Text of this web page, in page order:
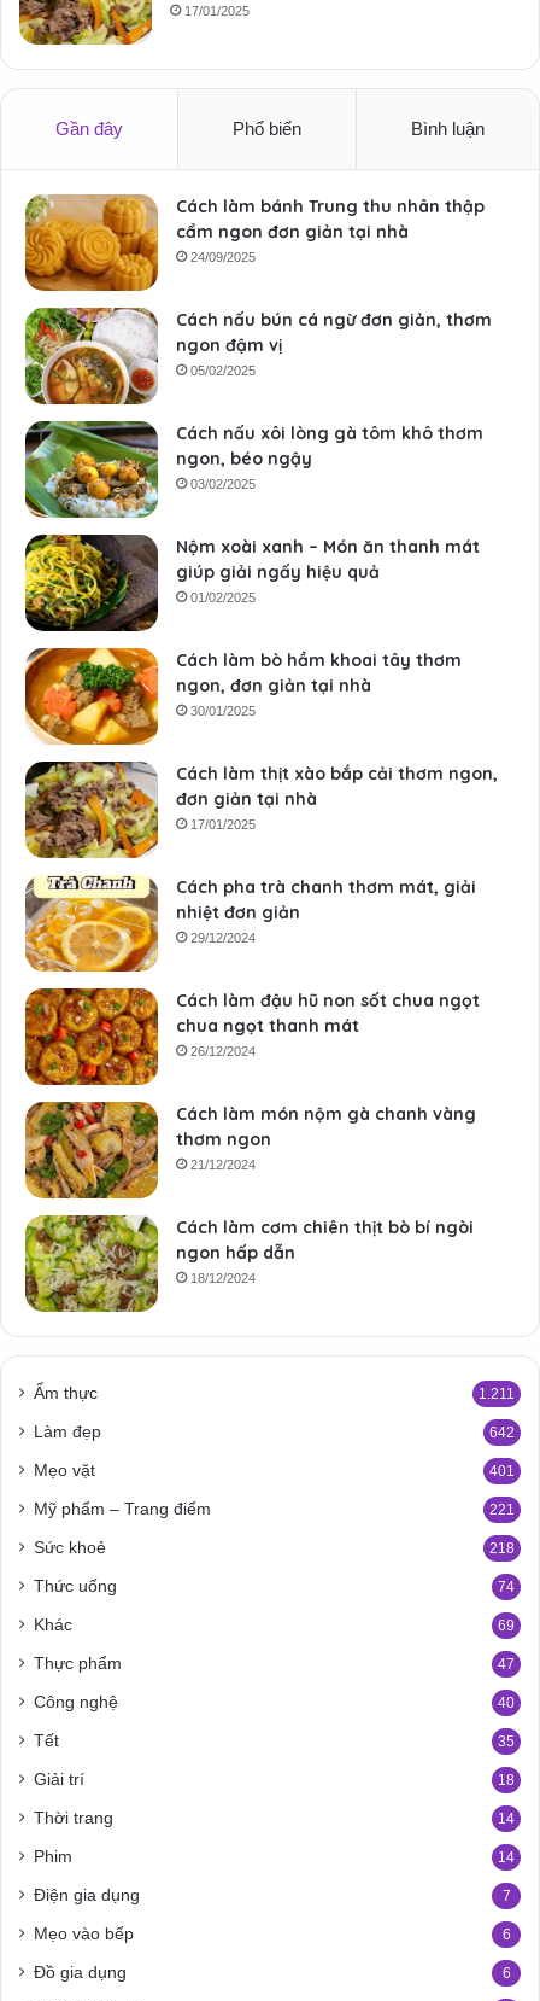
17/01/2025
Gần đây Phổ biến Bình luận
Cách làm bánh Trung thu nhân thập
cẩm ngon đơn giản tại nhà
24/09/2025
Cách nấu bún cá ngừ đơn giản, thơm
ngon đậm vị
05/02/2025
Cách nấu xôi lòng gà tôm khô thơm
ngon, béo ngậy
03/02/2025
Nộm xoài xanh – Món ăn thanh mát
giúp giải ngấy hiệu quả
01/02/2025
Cách làm bò hầm khoai tây thơm
ngon, đơn giản tại nhà
30/01/2025
Cách làm thịt xào bắp cải thơm ngon,
đơn giản tại nhà
17/01/2025
Cách pha trà chanh thơm mát, giải
nhiệt đơn giản
29/12/2024
Cách làm đậu hũ non sốt chua ngọt
chua ngọt thanh mát
26/12/2024
Cách làm món nộm gà chanh vàng
thơm ngon
21/12/2024
Cách làm cơm chiên thịt bò bí ngòi
ngon hấp dẫn
18/12/2024
Ẩm thực 1.211
Làm đẹp 642
Mẹo vặt 401
Mỹ phẩm – Trang điểm 221
Sức khoẻ 218
Thức uống 74
Khác 69
Thực phẩm 47
Công nghệ 40
Tết 35
Giải trí 18
Thời trang 14
Phim 14
Điện gia dụng 7
Mẹo vào bếp 6
Đồ gia dụng 6